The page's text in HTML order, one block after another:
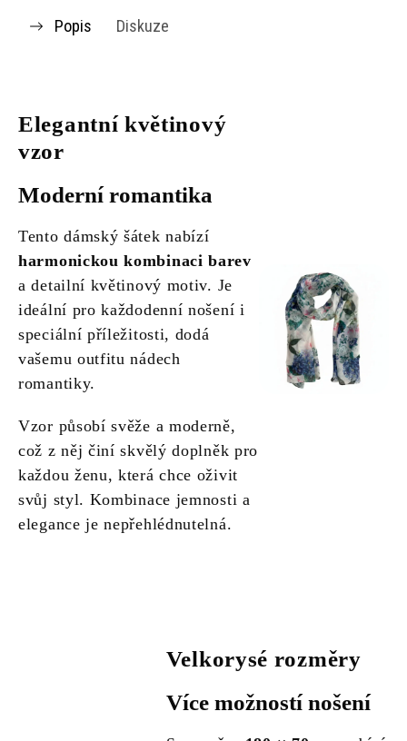
Popis Diskuze
Elegantní květinový
vzor
Moderní romantika
Tento dámský šátek nabízí
harmonickou kombinaci barev
a detailní květinový motiv. Je
ideální pro každodenní nošení i
speciální příležitosti, dodá
vašemu outfitu nádech
romantiky.
Vzor působí svěže a moderně,
což z něj činí skvělý doplněk pro
každou ženu, která chce oživit
svůj styl. Kombinace jemnosti a
elegance je nepřehlédnutelná.
Velkorysé rozměry
Více možností nošení